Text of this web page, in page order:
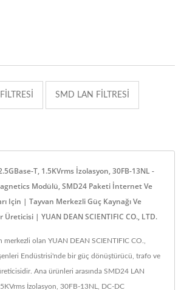
SMD LAN FILTRESI
T, 1.5KVrms İzolasyon, 30FB-13NL -
Modülü, SMD24 Paketi İnternet Ve
Için | Tayvan Merkezli Güç Kaynağı Ve
| YUAN DEAN SCIENTIFIC CO., LTD.
merkezli olan YUAN DEAN SCIENTIFIC CO.,
Endüstrisi'nde bir güç dönüştürücü, trafo ve
Ana ürünleri arasında SMD24 LAN
İzolasyon, 30FB-13NL, DC-DC